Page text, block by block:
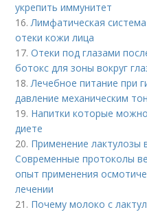
укрепить иммунитет
16.Лимфатическая
отеки кожи лица
17.Отеки под глазами
ботокс для зоны вокруг
18.Лечебное питание при
давление механическим
19. Напитки которые
диете
20. Применение лактулозы
Современные протоколы
опыт применения
лечении
21. Почему молоко с